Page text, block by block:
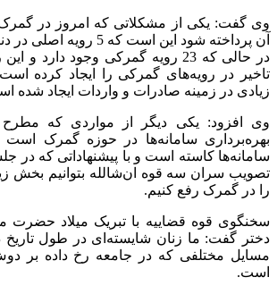
وی گفت: یکی از مشکلاتی که امروز در گمرک
آن پرداخته شود این است که
در حالی که 23 رویه گمرکی وجود دارد
تاخیر در رویه‌های گمرکی را ایجاد کرده
زیادی در زمینه صادرات و واردات ایجاد شده
وی افزود: یکی دیگر از مواردی که
بهره‌برداری سامانه‌ها در حوزه گمرک است
سامانه‌ها کاسته است و با پیشنهاداتی که در
تصویب سران سه قوه ان‌شالله بتوانیم بخش
را در گمرک رفع کنیم.
سخنگوی قوه قضاییه با تبریک میلاد
دختر گفت: ما زنان شایسته‌ای در طول تاریخ
مسایل مختلفی که در جامعه رخ داده بر
است.